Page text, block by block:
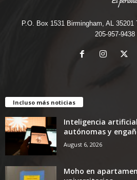
P.O. Box 1531 Birmingham, AL 35201
205-957-9438
Incluso más noticias
Inteligencia
autónomas y
August 6, 2026
Moho en